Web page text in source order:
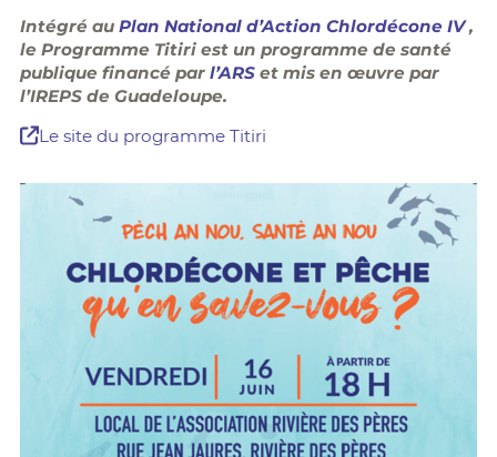
Intégré au Plan National d’Action Chlordécone IV,
le Programme Titiri est un programme de santé
publique financé par l’ARSet mis en œuvre par
l’IREPS de Guadeloupe.
Le site du programme Titiri